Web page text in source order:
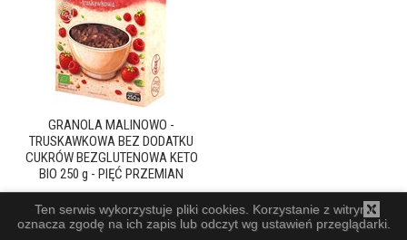
GRANOLA MALINOWO -
TRUSKAWKOWA BEZ DODATKU
CUKRÓW BEZGLUTENOWA KETO
BIO 250 g - PIĘĆ PRZEMIAN
Ten serwis wykorzystuje pliki cookies. Korzystanie z witryny
oznacza zgodę na ich zapis lub odczyt wg ustawień przeglądarki.